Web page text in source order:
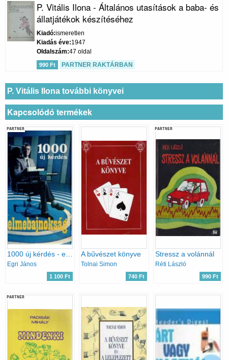
P. Vitális Ilona - Általános utasítások a baba- és
állatjátékok készítéséhez
Kiadó ismeretlen
Kiadás éve 1947
Oldalszám 47 oldal
990 Ft PARTNER RAKTÁRBAN
P. Vitális Ilona további könyvei
Kapcsolódó termékek
PARTNER
Egri János
1 100 Ft
A bűvészet könyve
Tolnai Simon
740 Ft
PARTNER
Stressz a volánnál
Réti László
990 Ft
PARTNER